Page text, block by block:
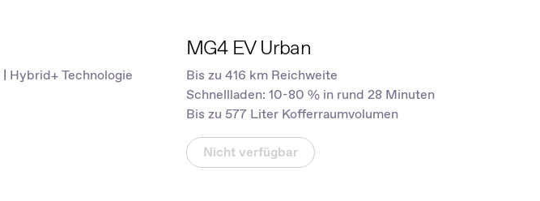
Hybrid+ Technologie
MG4 EV Urban
Bis zu 416 km Reichweite
Schnellladen: 10-80 % in rund 28 Minuten
Bis zu 577 Liter Kofferraumvolumen
Nicht verfügbar